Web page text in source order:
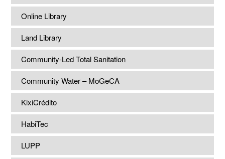
Online Library
Land Library
Community-Led Total Sanitation
Community Water – MoGeCA
KixiCrédito
HabiTec
LUPP